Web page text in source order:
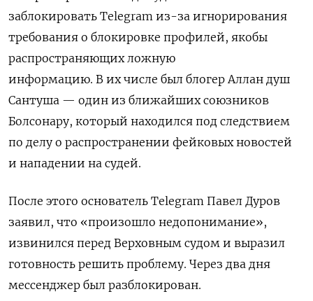
заблокировать Telegram из-за игнорирования
требования о блокировке профилей, якобы
распространяющих ложную
информацию. В их числе был блогер Аллан душ
Сантуша — один из ближайших союзников
Болсонару, который находился под следствием
по делу о распространении фейковых новостей
и нападении на судей.
После этого основатель Telegram Павел Дуров
заявил, что «произошло недопонимание»,
извинился перед Верховным судом и выразил
готовность решить проблему. Через два дня
мессенджер был разблокирован.